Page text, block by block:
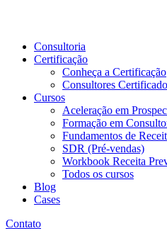
Consultoria
Certificação
Conheça a Certificação
Consultores
Cursos
Aceleração em
Formação em
Fundamentos de
SDR (Pré-vendas)
Workbook Receita
Todos os cursos
Blog
Cases
Contato